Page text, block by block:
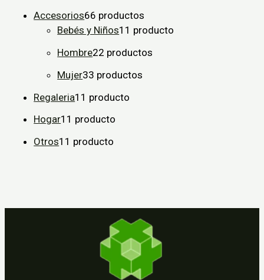
Accesorios66 productos
Bebés y Niños1 1 producto
Hombre22 productos
Mujer33 productos
Regaleria1 1 producto
Hogar1 1 producto
Otros1 1 producto